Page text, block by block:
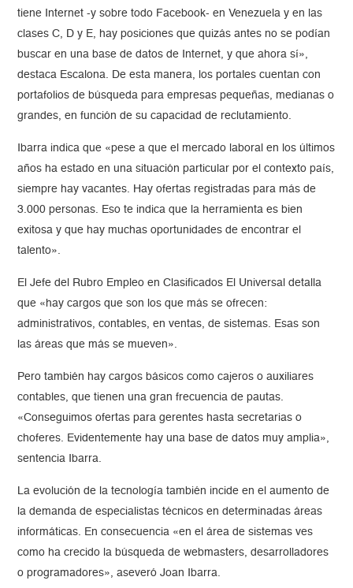
tiene Internet -y sobre todo Facebook- en Venezuela y en las
clases C, D y E, hay posiciones que quizás antes no se podían
buscar en una base de datos de Internet, y que ahora sí»,
destaca Escalona. De esta manera, los portales cuentan con
portafolios de búsqueda para empresas pequeñas, medianas o
grandes, en función de su capacidad de reclutamiento.
Ibarra indica que «pese a que el mercado laboral en los últimos
años ha estado en una situación particular por el contexto país,
siempre hay vacantes. Hay ofertas registradas para más de
3.000 personas. Eso te indica que la herramienta es bien
exitosa y que hay muchas oportunidades de encontrar el
talento».
El Jefe del Rubro Empleo en Clasificados El Universal detalla
que «hay cargos que son los que más se ofrecen:
administrativos, contables, en ventas, de sistemas. Esas son
las áreas que más se mueven».
Pero también hay cargos básicos como cajeros o auxiliares
contables, que tienen una gran frecuencia de pautas.
«Conseguimos ofertas para gerentes hasta secretarias o
choferes. Evidentemente hay una base de datos muy amplia»,
sentencia Ibarra.
La evolución de la tecnología también incide en el aumento de
la demanda de especialistas técnicos en determinadas áreas
informáticas. En consecuencia «en el área de sistemas ves
como ha crecido la búsqueda de webmasters, desarrolladores
o programadores», aseveró Joan Ibarra.